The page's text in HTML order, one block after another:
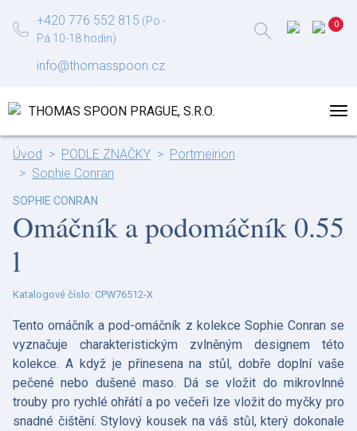
+420 776 552 815 (Po -
Pá 10-18 hodin)
info@thomasspoon.cz
Úvod PODLE ZNAČKY
Portmeirion
Sophie Conran
SOPHIE CONRAN
Omáčník a podomáčník 0.55
l
Katalogové číslo: CPW76512-X
Tento omáčník a pod-omáčník z kolekce Sophie Conran se
vyznačuje charakteristickým zvlněným designem této
kolekce. A když je přinesena na stůl, dobře doplní vaše
pečené nebo dušené maso. Dá se vložit do mikrovlnné
trouby pro rychlé ohřátí a po večeři lze vložit do myčky pro
snadné čištění. Stylový kousek na váš stůl, který dokonale